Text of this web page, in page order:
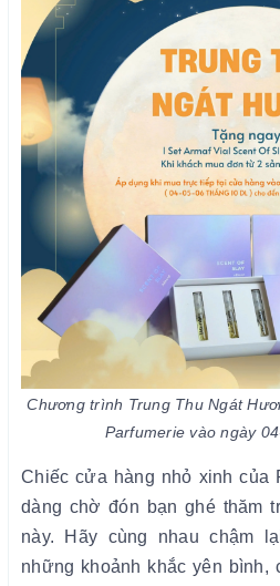
Chương trình Trung Thu Ngát
Parfumerie vào ngày
Chiếc cửa hàng nhỏ xinh của
dàng chờ đón bạn ghé thăm
này. Hãy cùng nhau chậm
những khoảnh khắc yên bình,